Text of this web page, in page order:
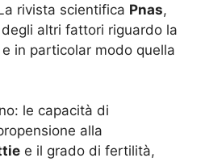
rivista scientifica Pnas,
altri fattori riguardo la
in particolar modo quella
le capacità di
alla
e il grado di fertilità,